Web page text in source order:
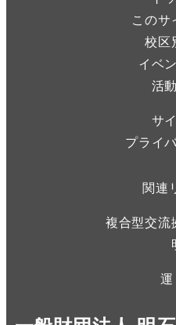
このサ
校区
イベ
活
サ
プライ
関連
複合型交流
運